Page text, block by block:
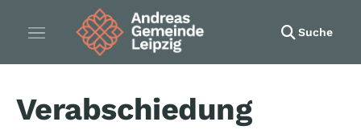
Suche
Verabschiedung